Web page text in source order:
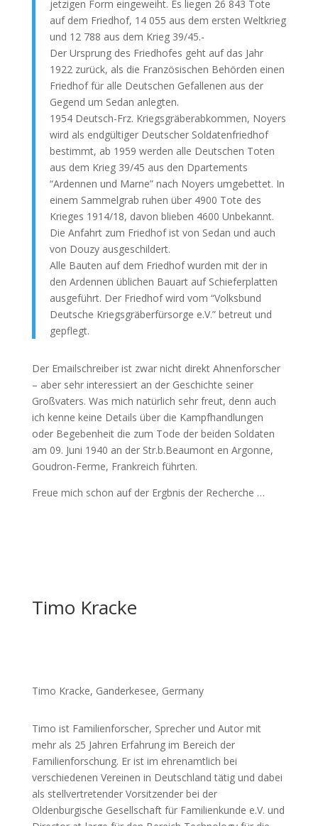
jetzigen Form eingeweiht. Es liegen 26 843 Tote
auf dem Friedhof, 14 055 aus dem ersten Weltkrieg
und 12 788 aus dem Krieg 39/45.-
Der Ursprung des Friedhofes geht auf das Jahr
1922 zurück, als die Französischen Behörden einen
Friedhof für alle Deutschen Gefallenen aus der
Gegend um Sedan anlegten.
1954 Deutsch-Frz. Kriegsgräberabkommen, Noyers
wird als endgültiger Deutscher Soldatenfriedhof
bestimmt, ab 1959 werden alle Deutschen Toten
aus dem Krieg 39/45 aus den Dpartements
“Ardennen und Marne” nach Noyers umgebettet. In
einem Sammelgrab ruhen über 4900 Tote des
Krieges 1914/18, davon blieben 4600 Unbekannt.
Die Anfahrt zum Friedhof ist von Sedan und auch
von Douzy ausgeschildert.
Alle Bauten auf dem Friedhof wurden mit der in
den Ardennen üblichen Bauart auf Schieferplatten
ausgeführt. Der Friedhof wird vom “Volksbund
Deutsche Kriegsgräberfürsorge e.V.” betreut und
gepflegt.
Der Emailschreiber ist zwar nicht direkt Ahnenforscher
– aber sehr interessiert an der Geschichte seiner
Großvaters. Was mich natürlich sehr freut, denn auch
ich kenne keine Details über die Kampfhandlungen
oder Begebenheit die zum Tode der beiden Soldaten
am 09. Juni 1940 an der Str.b.Beaumont en Argonne,
Goudron-Ferme, Frankreich führten.
Freue mich schon auf der Ergbnis der Recherche …
Timo Kracke
Timo Kracke, Ganderkesee, Germany
Timo ist Familienforscher, Sprecher und Autor mit
mehr als 25 Jahren Erfahrung im Bereich der
Familienforschung. Er ist im ehrenamtlich bei
verschiedenen Vereinen in Deutschland tätig und dabei
als stellvertretender Vorsitzender bei der
Oldenburgische Gesellschaft für Familienkunde e.V. und